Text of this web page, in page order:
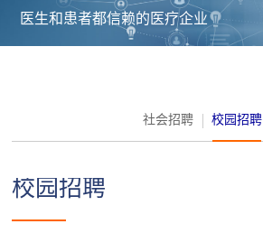
医生和患者都信赖的医疗企业
社会招聘 校园招聘
校园招聘